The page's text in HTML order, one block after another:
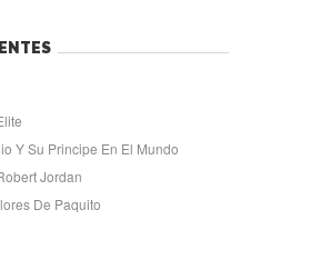
Y Su Principe En El Mundo
Jordan
De Paquito